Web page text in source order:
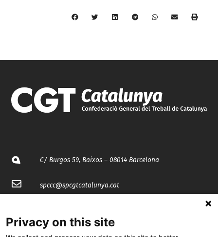
C/ Burgos 59, Baixos – 08014 Barcelona
spccc@spcgtcatalunya.cat
Privacy on this site